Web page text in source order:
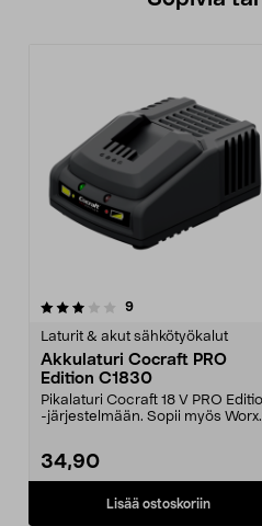
9arvostelut
Laturit & akut sähkötyökalut
Akkulaturi Cocraft PRO
Edition C1830
Pikalaturi Cocraft 18 V PRO
-järjestelmään. Sopii myös Worx
34,90
Lisää ostoskoriin
0.0 viidestä